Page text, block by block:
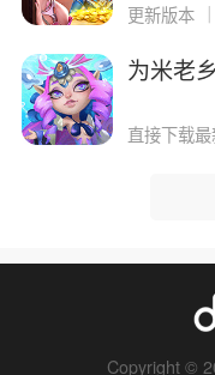
更新版本 ｜
为米老
直接下载
Copyright ©